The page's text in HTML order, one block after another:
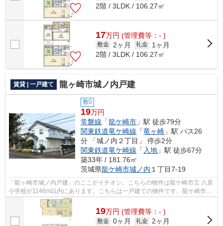
2階 / 3LDK / 106.27㎡
17万円 (管理費等：- )
敷金 2ヶ月 礼金
1ヶ月
2階 / 3LDK / 106.27㎡
賃貸 | 一戸建て 龍ヶ崎市城ノ内戸建
敷0
19万円
常磐線 「龍ケ崎市 」駅 徒歩79分
関東鉄道竜ケ崎線 「竜ヶ崎 」駅 バス26
分 「城ノ内２丁目」 停歩2分
関東鉄道竜ケ崎線 「 入地 」駅 徒歩67分
築33年 / 181.76㎡
茨城県龍ケ崎市城ノ内 １丁目7-19
「龍ヶ崎市城ノ内戸建」のここがイチオシ。こちらの物件は龍ケ崎市立 八原
小学校が1146m以内にあります。こちらは一戸建ての物件です。龍ケ崎市に
ある戸建て情報を知りたいのであれば...
19万円 (管理費等：- )
敷金 0ヶ月 礼金 2ヶ月